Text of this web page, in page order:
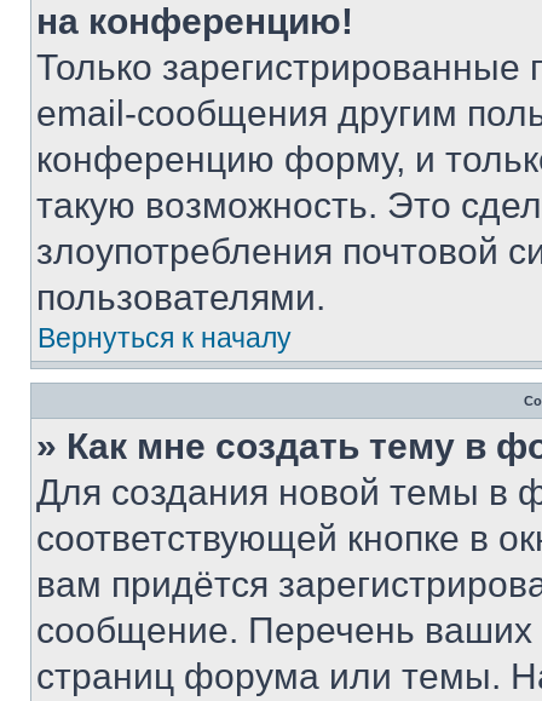
на конференцию!
Только зарегистрированные
email-сообщения другим
конференцию форму, и
такую возможность. Это
злоупотребления почтовой
пользователями.
Вернуться к началу
» Как мне создать тему в
Для создания новой темы в
соответствующей кнопке в
вам придётся
сообщение. Перечень ваших
страниц форума или темы.